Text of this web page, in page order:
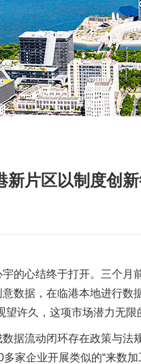
新片区以制度创
的心结终于打开。三个月
数据，在临港本地进行数
许久，这项市场潜力无
据流动闭环存在政策与法
家企业开展类似的“来数